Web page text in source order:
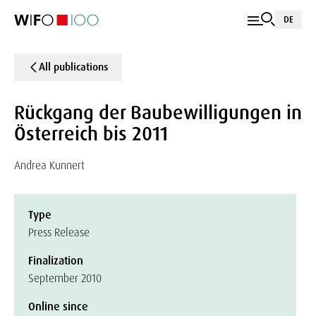
DE
All publications
Rückgang der Baubewilligungen in
Österreich bis 2011
Andrea Kunnert
Type
Press Release
Finalization
September 2010
Online since